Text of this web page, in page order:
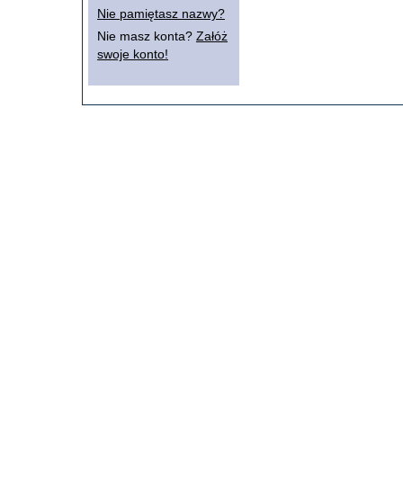
Nie pamiętasz nazwy?
Nie masz konta? Załóż
swoje konto!